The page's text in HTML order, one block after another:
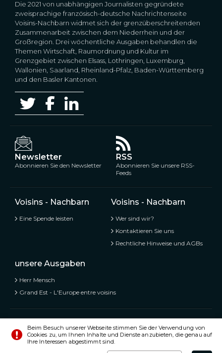
Die 2021 von unabhängigen Journalisten gegründete
zweisprachige französisch-deutsche Nachrichtenseite
Voisins-Nachbarn widmet sich der grenzüberschreitenden
Zusammenarbeit zwischen dem Niederrhein und der
Großregion. Drei wöchentliche Ausgaben behandlen die
Themen Wirtschaft, Raumordnung und Kultur im
Grenzgebiet zwischen Elsass, Lothringen, Luxemburg,
Wallonien, Saarland, Rheinland-Pfalz, Baden-Württemberg
und den Basler Kantonen.
Newsletter
Abonnieren Sie den Newsletter
RSS
Abonnieren Sie unsere RSS-
Feeds
Voisins - Nachbarn
Eine Spende leisten
Voisins - Nachbarn
Wer sind wir?
Kontaktieren Sie uns
Rechtliche Hinweise und AGBs
unsere Ausgaben
Herr Mensch
Grand Est - L'Europe entre voisins
Voisins - Nachbarn, Kostenlose und geteilte Informationen
© Alle Rechte vorbehalten 2020 - 2026
Beim Besuch unserer Webseite stimmen Sie der Verwendung von
Cookies zu, um Ihnen Inhalte und Dienste anzubieten, die genau auf
Ihre Interessen abgestimmt sind.